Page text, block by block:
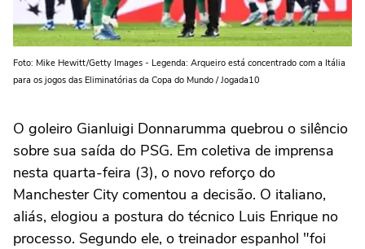
Foto: Mike Hewitt/Getty Images - Legenda: Arqueiro está concentrado com a Itália
para os jogos das Eliminatórias da Copa do Mundo / Jogada10
O goleiro Gianluigi Donnarumma quebrou o silêncio
sobre sua saída do PSG. Em coletiva de imprensa
nesta quarta-feira (3), o novo reforço do
Manchester City comentou a decisão. O italiano,
aliás, elogiou a postura do técnico Luis Enrique no
processo. Segundo ele, o treinador espanhol "foi